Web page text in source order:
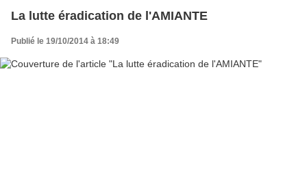
La lutte éradication de l'AMIANTE
Publié le 19/10/2014 à 18:49